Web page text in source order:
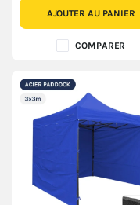
AJOUTER AU PANIER
COMPARER